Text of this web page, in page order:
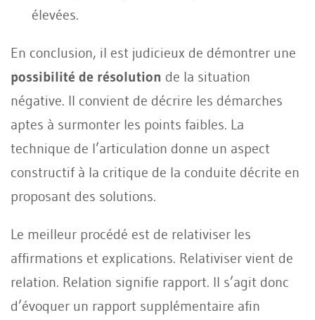
élevées.
En conclusion, il est judicieux de démontrer une
possibilité de résolution de la situation
négative. Il convient de décrire les démarches
aptes à surmonter les points faibles. La
technique de l’articulation donne un aspect
constructif à la critique de la conduite décrite en
proposant des solutions.
Le meilleur procédé est de relativiser les
affirmations et explications. Relativiser vient de
relation. Relation signifie rapport. Il s’agit donc
d’évoquer un rapport supplémentaire afin